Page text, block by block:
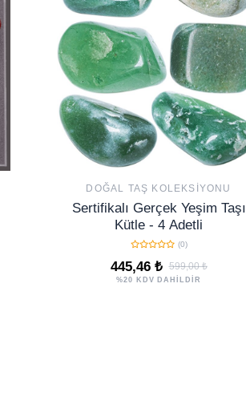
DOĞAL TAŞ KOLEKSIYONU
Sertifikalı Gerçek Yeşim Taşı
Kütle - 4 Adetli
(0)
445,46 ₺ 599,00 ₺
%20 KDV DAHİLDİR